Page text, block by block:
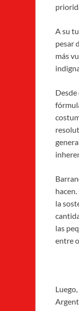
A su
pesar
más
la
las
entre